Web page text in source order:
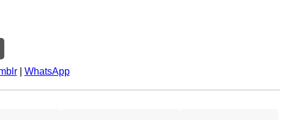
| WhatsApp